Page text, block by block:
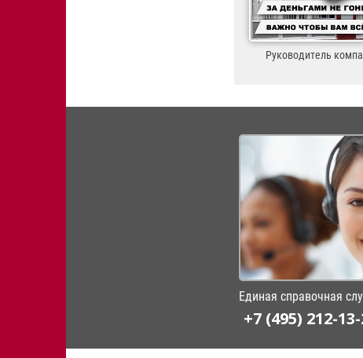
Руководитель
Единая справочная
+7 (495) 212-